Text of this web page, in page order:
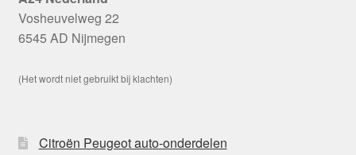
Vosheuvelweg 22
6545 AD Nijmegen
(Het wordt niet gebruikt bij klachten)
Citroën Peugeot auto-onderdelen